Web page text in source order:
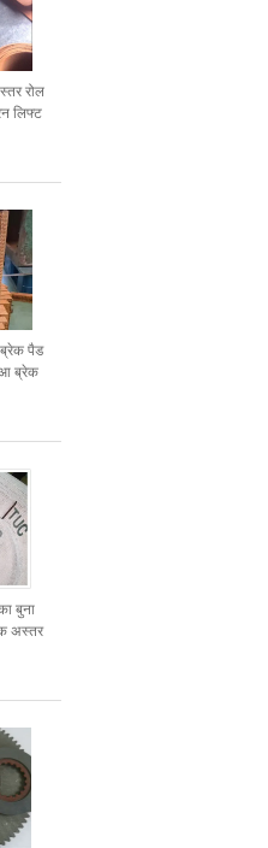
रोल
लिफ्ट
ब्रेक पैड
ब्रेक
बुना
अस्तर